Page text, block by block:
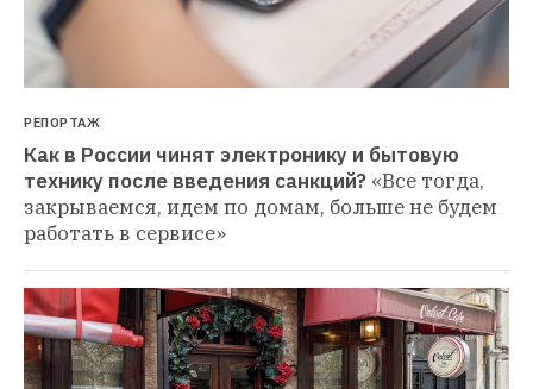
РЕПОРТАЖ
Как в России чинят электронику и бытовую
технику после введения санкций? «Все тогда,
закрываемся, идем по домам, больше не будем
работать в сервисе»